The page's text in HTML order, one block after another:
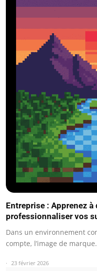
Entreprise : Apprenez
professionnaliser vos
Dans un environnement
compte, l’image de
23 février 2026